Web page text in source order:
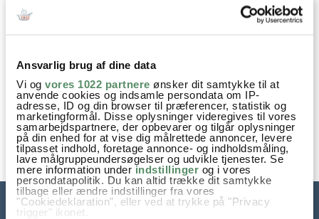
Ansvarlig brug af dine data
Vi og vores 1022 partnere ønsker dit samtykke til at
anvende cookies og indsamle persondata om IP-
adresse, ID og din browser til præferencer, statistik og
marketingformål. Disse oplysninger videregives til vores
samarbejdspartnere, der opbevarer og tilgår oplysninger
på din enhed for at vise dig målrettede annoncer, levere
tilpasset indhold, foretage annonce- og indholdsmåling,
lave målgruppeundersøgelser og udvikle tjenester. Se
mere information under indstillinger og i vores
persondatapolitik. Du kan altid trække dit samtykke
tilbage eller ændre indstillinger fra vores
"Cookiedeklaration", eller ved at trykke på "Privacy
trigger" ikonet.
SALTKARAMEL